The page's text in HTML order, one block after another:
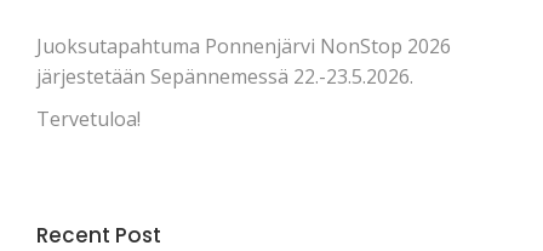
Juoksutapahtuma Ponnenjärvi NonStop 2026
järjestetään Sepännemessä 22.-23.5.2026.
Tervetuloa!
Recent Post